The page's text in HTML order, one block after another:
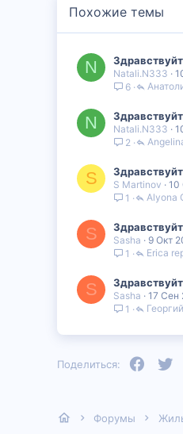
Похожие темы
N Natali.N333
6
N Natali.N333
2
S S Martinov 10
1
Alyona
S Sasha 9 Окт
1
Erica
S Sasha 17 Сен
1
Георгий
Поделиться:
Форумы